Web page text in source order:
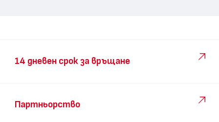
14 дневен срок за връщане
Партньорство